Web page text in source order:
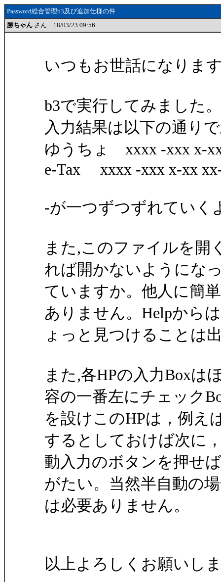
Password総合管理b3及び追加仕様の件
勝ちゃん さん 18/03/23 09:56
いつもお世話になりま
b3で実行してみました。
入力結果は以下の通り
ゆうちょ xxxx -xxx x-
e-Tax xxxx -xxx x-xx
-が一つずつずれていく
また,このファイルを開
れば開かないようにな
ていますか。他人に簡
ありません。Helpから
ょっと見つけることは
また,各HPの入力Boxは
容の一番左にチェック
を設けこのHPは，例え
するとしておけば次に
動入力のボタンを押せ
がたい。当然半自動の
は必要ありません。
以上よろしくお願いし